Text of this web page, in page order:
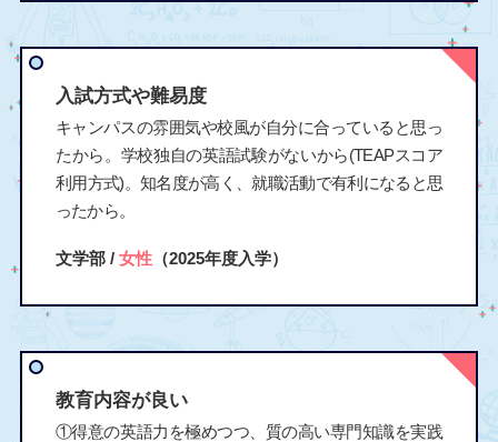
入試方式や難易度
キャンパスの雰囲気や校風が自分に合っていると思っ
たから。学校独自の英語試験がないから(TEAPスコア
利用方式)。知名度が高く、就職活動で有利になると思
ったから。
文学部 / 女性（2025年度入学）
教育内容が良い
①得意の英語力を極めつつ、質の高い専門知識を実践